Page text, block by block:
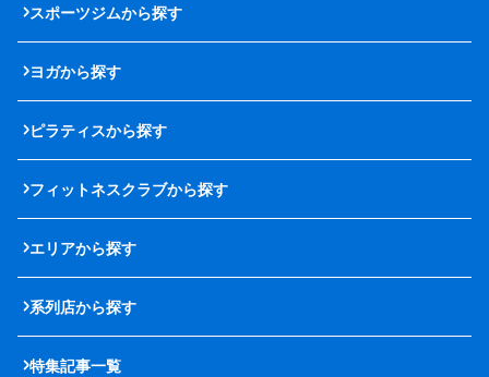
スポーツジムから探す
ヨガから探す
ピラティスから探す
フィットネスクラブから探す
エリアから探す
系列店から探す
特集記事一覧